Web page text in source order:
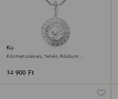
Kulcskarika
Körmetszéses, fehér, Ródium
34 900 Ft